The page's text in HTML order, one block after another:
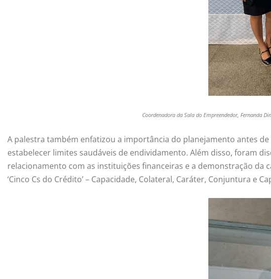
Coordenadora da Sala do Empreendedor, Fernanda
A palestra também enfatizou a importância do planejamento antes
estabelecer limites saudáveis de endividamento. Além disso, foram
relacionamento com as instituições financeiras e a demonstração da
‘Cinco Cs do Crédito’ – Capacidade, Colateral, Caráter, Conjuntura e